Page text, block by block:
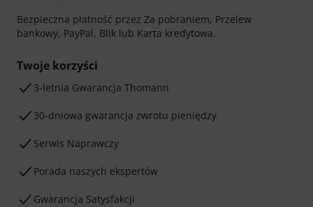
Bezpieczna płatność przez Za pobraniem, Przelew
bankowy, PayPal, Blik lub Karta kredytowa.
Twoje korzyści
3-letnia Gwarancja Thomann
30-dniowa gwarancja zwrotu pieniędzy
Serwis Naprawczy
Porada naszych ekspertów
Gwarancja Satysfakcji